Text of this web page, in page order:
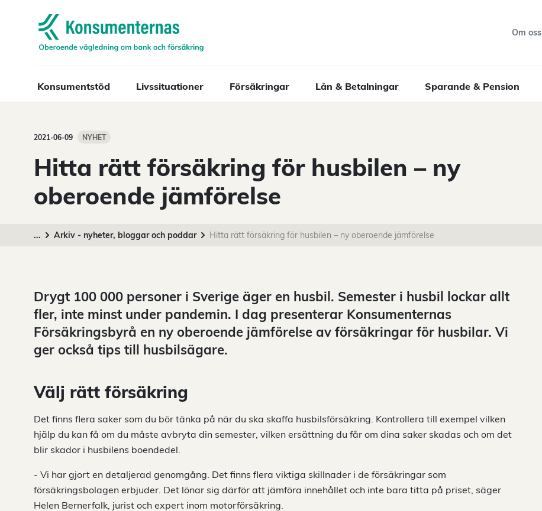
Navigera till startsidan
Om oss
Konsumentstöd Livssituationer Försäkringar Lån & Betalningar Sparande & Pension
2021-06-09 NYHET
Hitta rätt försäkring för husbilen – ny
oberoende jämförelse
... Arkiv - nyheter, bloggar och poddar Hitta rätt försäkring för husbilen – ny oberoende jämförelse
Drygt 100 000 personer i Sverige äger en husbil. Semester i husbil lockar allt
fler, inte minst under pandemin. I dag presenterar Konsumenternas
Försäkringsbyrå en ny oberoende jämförelse av försäkringar för husbilar. Vi
ger också tips till husbilsägare.
Välj rätt försäkring
Det finns flera saker som du bör tänka på när du ska skaffa husbilsförsäkring. Kontrollera till exempel vilken
hjälp du kan få om du måste avbryta din semester, vilken ersättning du får om dina saker skadas och om det
blir skador i husbilens boendedel.
- Vi har gjort en detaljerad genomgång. Det finns flera viktiga skillnader i de försäkringar som
försäkringsbolagen erbjuder. Det lönar sig därför att jämföra innehållet och inte bara titta på priset, säger
Helen Bernerfalk, jurist och expert inom motorförsäkring.